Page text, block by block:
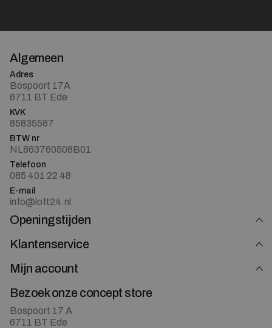
Algemeen
Adres
Bospoort 17A
6711 BT Ede
KVK
85835587
BTW nr
NL863760508B01
Telefoon
085 401 22 48
E-mail
info@loft24.nl
Openingstijden
Klantenservice
Mijn account
Bezoek onze concept store
Bospoort 17 A
6711 BT Ede